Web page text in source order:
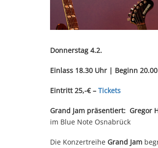
Donnerstag 4.2.
Einlass 18.30 Uhr | Beginn
Eintritt 25,-€ – Tickets
Grand Jam präsentiert: Gregor
im Blue Note Osnabrück
Die Konzertreihe Grand Jam